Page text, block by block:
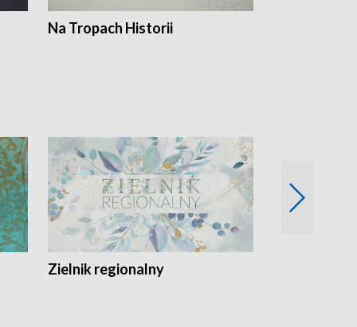
Na Tropach Historii
Zielnik regionalny